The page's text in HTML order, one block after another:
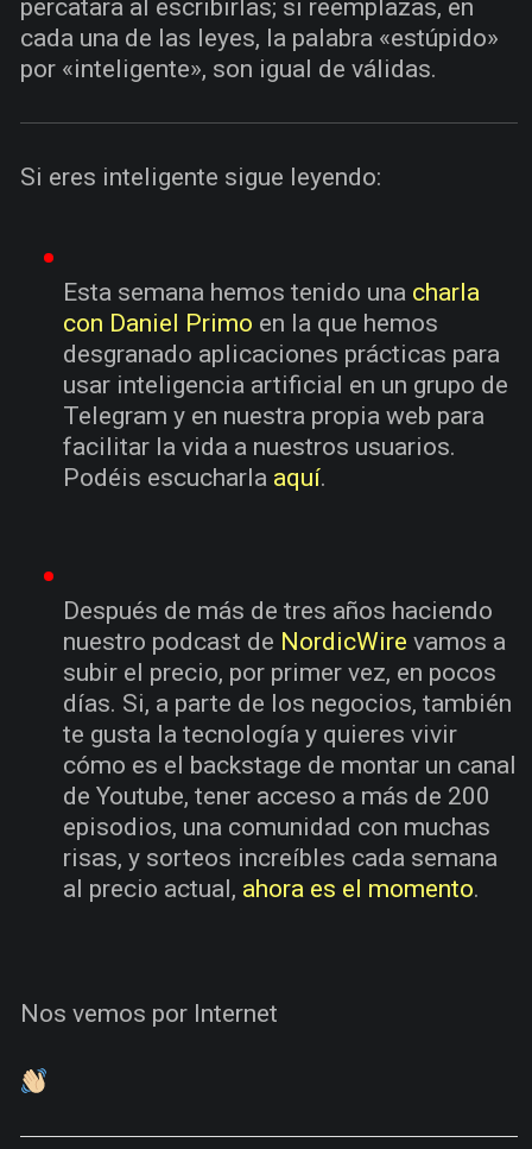
percatara al escribirlas; si reemplazas, en
cada una de las leyes, la palabra «estúpido»
por «inteligente», son igual de válidas.
Si eres inteligente sigue leyendo:
Esta semana hemos tenido una charla
con Daniel Primo en la que hemos
desgranado aplicaciones prácticas para
usar inteligencia artificial en un grupo de
Telegram y en nuestra propia web para
facilitar la vida a nuestros usuarios.
Podéis escucharla aquí.
Después de más de tres años haciendo
nuestro podcast de NordicWire vamos a
subir el precio, por primer vez, en pocos
días. Si, a parte de los negocios, también
te gusta la tecnología y quieres vivir
cómo es el backstage de montar un canal
de Youtube, tener acceso a más de 200
episodios, una comunidad con muchas
risas, y sorteos increíbles cada semana
al precio actual, ahora es el momento.
Nos vemos por Internet